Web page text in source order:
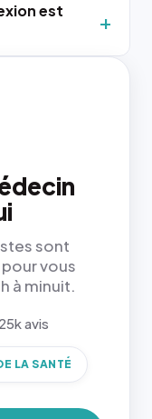
est
sont
vous
à minuit.
avis
LA SANTÉ